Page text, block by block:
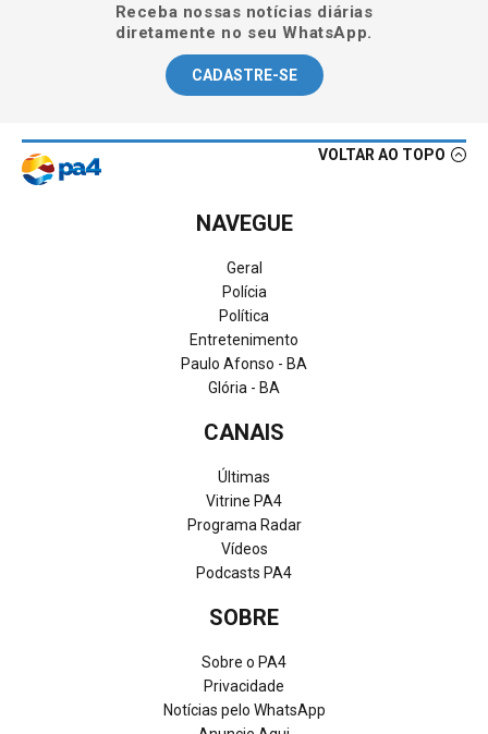
Receba nossas notícias diárias
diretamente no seu WhatsApp.
CADASTRE-SE
VOLTAR AO TOPO
NAVEGUE
Geral
Polícia
Política
Entretenimento
Paulo Afonso - BA
Glória - BA
CANAIS
Últimas
Vitrine PA4
Programa Radar
Vídeos
Podcasts PA4
SOBRE
Sobre o PA4
Privacidade
Notícias pelo WhatsApp